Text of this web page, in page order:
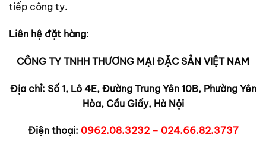
tiếp công ty.
Liên hệ đặt hàng:
CÔNG TY TNHH THƯƠNG MẠI ĐẶC SẢN VIỆT NAM
Địa chỉ: Số 1, Lô 4E, Đường Trung Yên 10B, Phường Yên
Hòa, Cầu Giấy, Hà Nội
Điện thoại: 0962.08.3232 – 024.66.82.3737